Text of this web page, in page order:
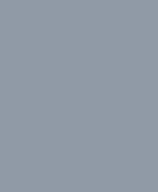
данных.
данных.
данных.